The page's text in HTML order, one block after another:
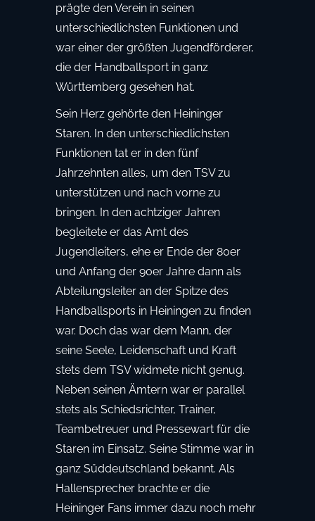
prägte den Verein in seinen
unterschiedlichsten Funktionen und
war einer der größten Jugendförderer,
die der Handballsport in ganz
Württemberg gesehen hat.
Sein Herz gehörte den Heininger
Staren. In den unterschiedlichsten
Funktionen tat er in den fünf
Jahrzehnten alles, um den TSV zu
unterstützen und nach vorne zu
bringen. In den achtziger Jahren
begleitete er das Amt des
Jugendleiters, ehe er Ende der 80er
und Anfang der 90er Jahre dann als
Abteilungsleiter an der Spitze des
Handballsports in Heiningen zu finden
war. Doch das war dem Mann, der
seine Seele, Leidenschaft und Kraft
stets dem TSV widmete nicht genug.
Neben seinen Ämtern war er parallel
stets als Schiedsrichter, Trainer,
Teambetreuer und Pressewart für die
Staren im Einsatz. Seine Stimme war in
ganz Süddeutschland bekannt. Als
Hallensprecher brachte er die
Heininger Fans immer dazu noch mehr